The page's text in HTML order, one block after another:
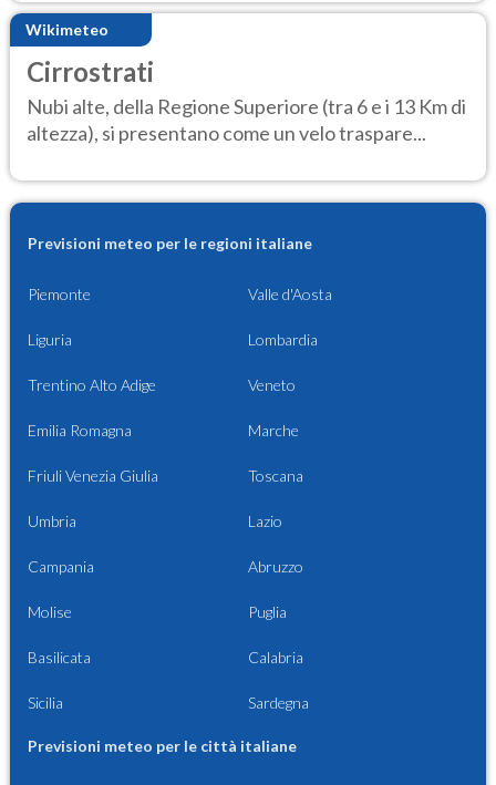
Wikimeteo
Cirrostrati
Nubi alte, della Regione Superiore (tra 6 e i 13 Km di
altezza), si presentano come un velo traspare...
Previsioni meteo per le regioni italiane
Piemonte Valle d'Aosta
Liguria Lombardia
Trentino Alto Adige Veneto
Emilia Romagna Marche
Friuli Venezia Giulia Toscana
Umbria Lazio
Campania Abruzzo
Molise Puglia
Basilicata Calabria
Sicilia Sardegna
Previsioni meteo per le città italiane